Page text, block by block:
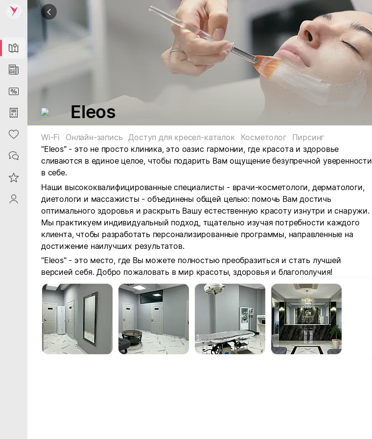
Map
News
DiscountCard
Purchases
Heart
Contacts
Reviews
ProfileSaby
Eleos
Wi-Fi Онлайн-запись Доступ для кресел-каталок Косметолог
Пирсинг
"Eleos" - это не просто клиника, это оазис гармонии, где красота и здоровье
сливаются в единое целое, чтобы подарить Вам ощущение безупречной уверенности
в себе.
Наши высококвалифицированные специалисты - врачи-косметологи, дерматологи,
диетологи и массажисты - объединены общей целью: помочь Вам достичь
оптимального здоровья и раскрыть Вашу естественную красоту изнутри и снаружи.
Мы практикуем индивидуальный подход, тщательно изучая потребности каждого
клиента, чтобы разработать персонализированные программы, направленные на
достижение наилучших результатов.
"Eleos" - это место, где Вы можете полностью преобразиться и стать лучшей
версией себя. Добро пожаловать в мир красоты, здоровья и благополучия!